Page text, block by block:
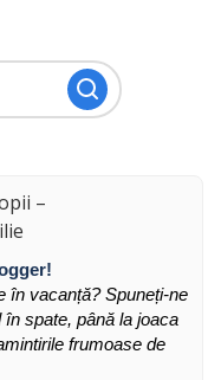
în vacanță? Spuneți-ne
spate, până la joaca
frumoase de